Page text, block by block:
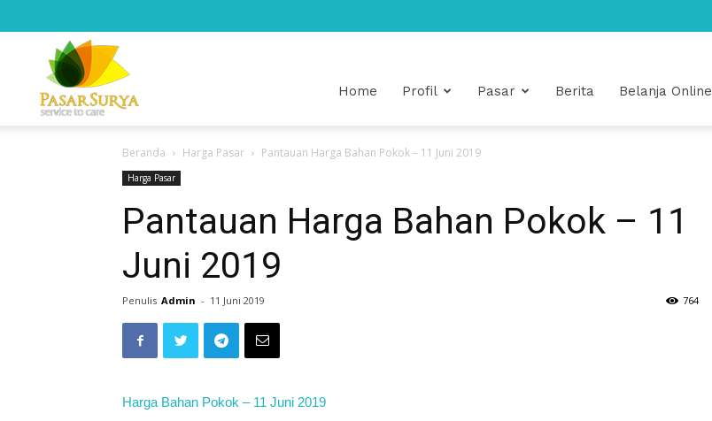
Surya
Home Profil Pasar Berita Belanja Online
Beranda Harga Pasar Pantauan Harga Bahan Pokok – 11 Juni 2019
Harga Pasar
Pantauan Harga Bahan Pokok – 11
Juni 2019
Penulis Admin - 11 Juni 2019 764
Harga Bahan Pokok – 11 Juni 2019